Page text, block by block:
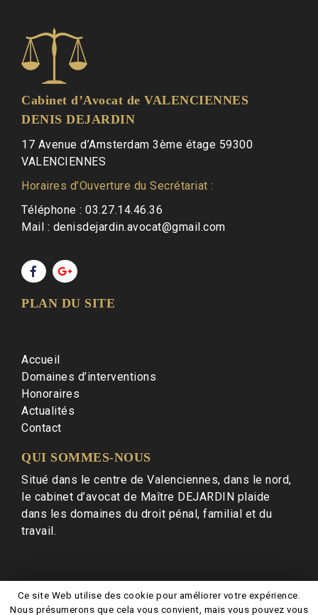
Cabinet d’Avocat de VALENCIENNES
DENIS DEJARDIN
17 Avenue d’Amsterdam 3ème étage 59300
VALENCIENNES
Horaires d’Ouverture du Secrétariat :
Téléphone : 03.27.14.46.36
Mail : denisdejardin.avocat@gmail.com
PLAN DU SITE
Accueil
Domaines d’interventions
Honoraires
Actualités
Contact
QUI SOMMES-NOUS
Situé dans le centre de Valenciennes, dans le nord,
le cabinet d’avocat de Maître DEJARDIN plaide
dans les domaines du droit pénal, familial et du
travail.
Tous droits réservés – © 2018 DENIS DEJARDIN
•Mentions Légales• Création site internet
Ce site Web utilise des cookie pour améliorer votre expérience.
Nous présumerons que cela vous convient, mais vous pouvez vous